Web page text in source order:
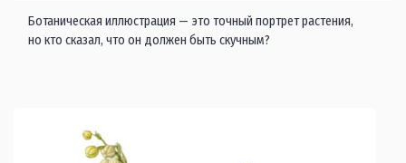
Ботаническая иллюстрация — это точный портрет растения,
но кто сказал, что он должен быть скучным?